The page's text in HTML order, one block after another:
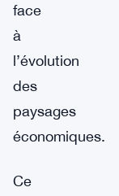
face
à
l’évolution
des
paysages
économiques.
Ce